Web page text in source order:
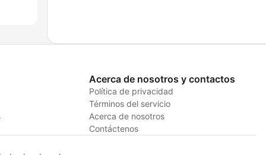
Acerca de nosotros y contactos
Política de privacidad
Términos del servicio
Acerca de nosotros
Contáctenos